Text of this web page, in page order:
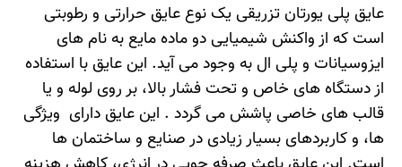
عایق پلی یورتان تزریقی یک نوع عایق حرارتی و رطوبتی
است که از واکنش شیمیایی دو ماده مایع به نام های
ایزوسیانات و پلی ال به وجود می آید. این عایق با استفاده
از دستگاه های خاص و تحت فشار بالا، بر روی لوله و یا
قالب های خاصی پاشش می گردد . این عایق دارای ویژگی
ها، و کاربردهای بسیار زیادی در صنایع و ساختمان ها